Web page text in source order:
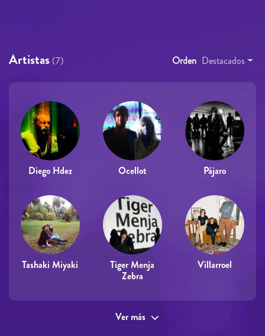
Artistas (7) Orden Destacados
Diego Hdez Ocellot Pájaro
Tashaki Miyaki
Tiger Menja
Zebra
Villarroel
Ver más